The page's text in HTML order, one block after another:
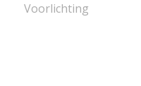
Voorlichting